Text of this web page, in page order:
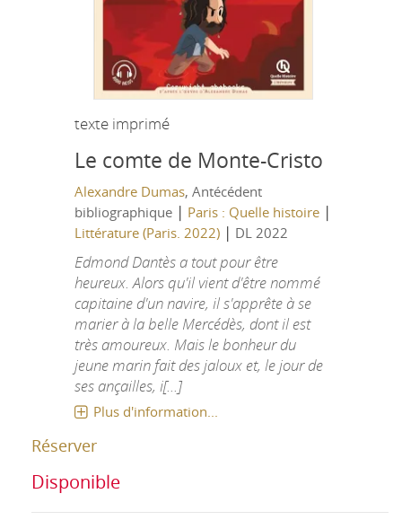
texte imprimé
Le comte de Monte-Cristo
Alexandre Dumas, Antécédent
bibliographique | Paris : Quelle histoire|
Littérature (Paris. 2022)| DL 2022
Edmond Dantès a tout pour être
heureux. Alors qu'il vient d'être nommé
capitaine d'un navire, il s'apprête à se
marier à la belle Mercédès, dont il est
très amoureux. Mais le bonheur du
jeune marin fait des jaloux et, le jour de
ses ançailles, i[...]
Plus d'information...
Réserver
Disponible